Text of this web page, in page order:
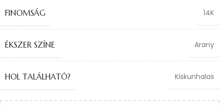
FINOMSÁG 14K
ÉKSZER SZÍNE Arany
HOL TALÁLHATÓ? Kiskunhalas